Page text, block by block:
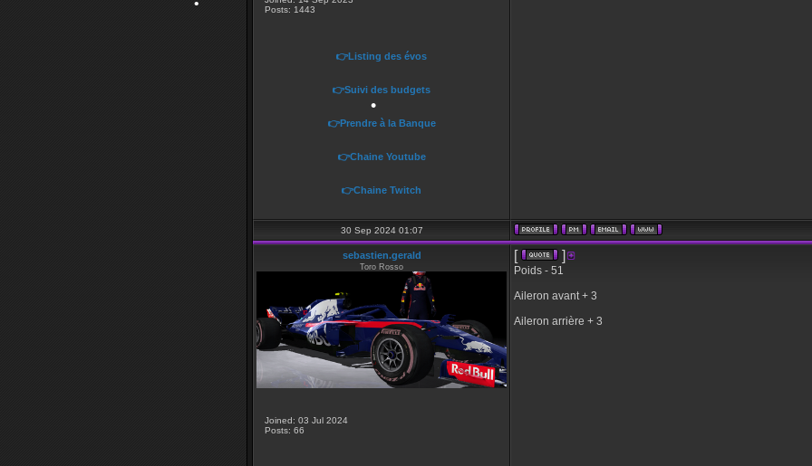
Posts: 1443
👉Listing des évos
👉Suivi des budgets
👉Prendre à la Banque
👉Chaine Youtube
👉Chaine Twitch
30 Sep 2024 01:07
sebastien.gerald
Toro Rosso
Joined: 03 Jul 2024
Posts: 66
[ ]
Poids - 51
Aileron avant + 3
Aileron arrière + 3